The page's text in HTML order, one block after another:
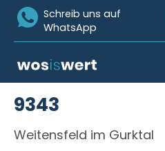
Icon Whatsapp
Schreib uns auf
WhatsApp
9343
Weitensfeld im Gurktal